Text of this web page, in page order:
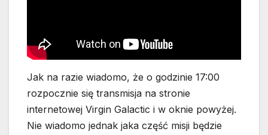
Jak na razie wiadomo, że o godzinie 17:00
rozpocznie się transmisja na stronie
internetowej Virgin Galactic i w oknie powyżej.
Nie wiadomo jednak jaka część misji będzie